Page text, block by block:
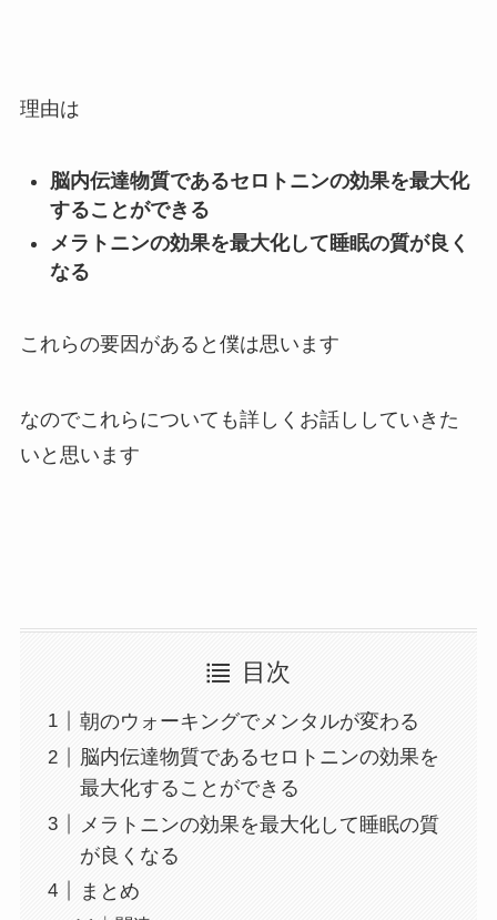
理由は
脳内伝達物質であるセロトニンの効果を最大化
することができる
メラトニンの効果を最大化して睡眠の質が良く
なる
これらの要因があると僕は思います
なのでこれらについても詳しくお話ししていきた
いと思います
目次
朝のウォーキングでメンタルが変わる
脳内伝達物質であるセロトニンの効果を
最大化することができる
メラトニンの効果を最大化して睡眠の質
が良くなる
まとめ